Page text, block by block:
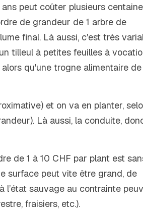
peut coûter plusieurs
de grandeur de 1 arbre de
final. Là aussi, c'est très
tilleul à petites feuilles à
qu'une trogne alimentaire
et on va en planter,
Là aussi, la conduite,
de 1 à 10 CHF par plant est
surface peut vite être grand, de
l’état sauvage au contrainte
fraisiers, etc.).